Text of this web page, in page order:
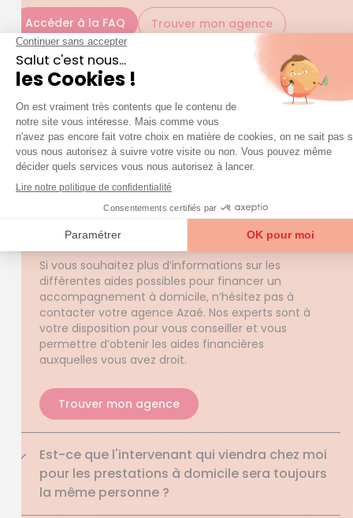
Accéder à la FAQ Trouver mon agence
Aide à domicile : quelles sont les aides pour
payer mes factures ?
De nombreuses aides financières peuvent être
mises en place pour financer une aide à domicile
en fonction de votre situation.
Vous pouvez bénéficier d’aides spécifiques au
maintien à domicile, qui peuvent être versées par
le Conseil départemental ou votre caisse de
retraite. Il est également possible de récupérer 50%
du montant restant à votre charge grâce au crédit
d’impôt.
Si vous souhaitez plus d’informations sur les
différentes aides possibles pour financer un
accompagnement à domicile, n’hésitez pas à
contacter votre agence Azaé. Nos experts sont à
votre disposition pour vous conseiller et vous
permettre d’obtenir les aides financières
auxquelles vous avez droit.
Trouver mon agence
Est-ce que l'intervenant qui viendra chez moi
pour les prestations à domicile sera toujours
la même personne ?